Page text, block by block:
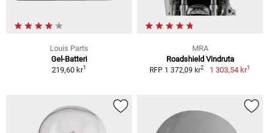
Louis Parts
Gel-Batteri
219,60 kr1
MRA
Roadshield Vindruta
RFP 1 372,09 kr2 1 303,54 kr1